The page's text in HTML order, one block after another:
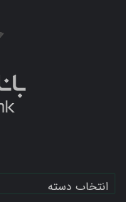
دسته‌ها